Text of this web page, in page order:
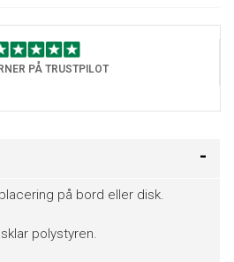
PÅ TRUSTPILOT
på bord eller disk.
polystyren.